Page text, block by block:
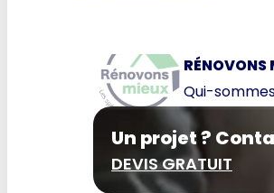
RÉNOVONS
Qui-
Un projet ?
DEVIS GRATUIT